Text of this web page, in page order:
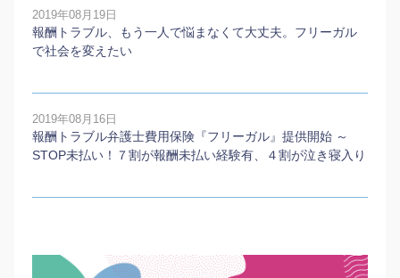
2019年08月19日
報酬トラブル、もう一人で悩まなくて大丈夫。フリーガル
で社会を変えたい
2019年08月16日
報酬トラブル弁護士費用保険『フリーガル』提供開始 ～
STOP未払い！７割が報酬未払い経験有、４割が泣き寝入り